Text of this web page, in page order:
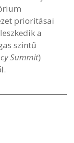
prioritásai
a
szintű
Summit)